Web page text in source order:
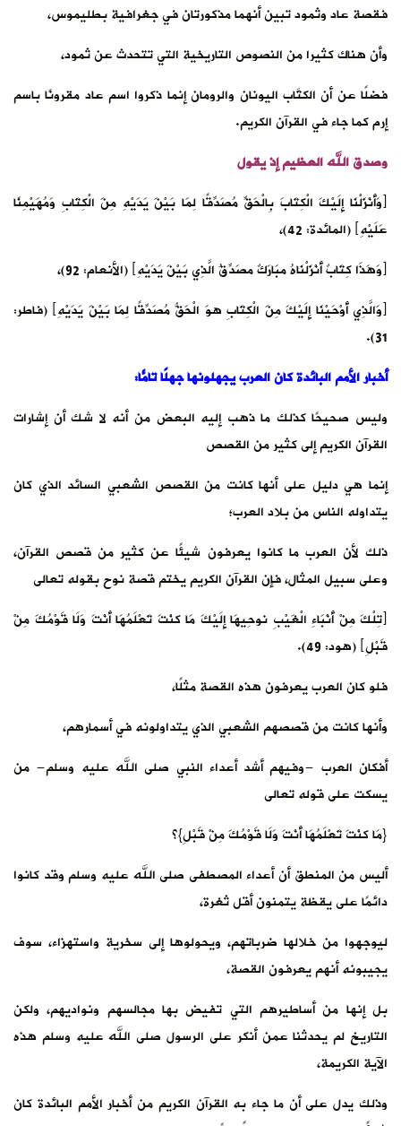
فقصة عاد وثمود تبين أنهما مذكورتان في جغرافية بطليموس،
وأن هناك كثيرا من النصوص التاريخية التي تتحدث عن ثمود،
فضلًا عن أن الكتَّاب اليونان والرومان إنما ذكروا اسم عاد مقرونًا باسم
إرم كما جاء في القرآن الكريم.
وصدق الله العظيم إذ يقول
﴿وَأَنْزَلْنَا إِلَيْكَ الْكِتَابَ بِالْحَقِّ مُصَدِّقًا لِمَا بَيْنَ يَدَيْهِ مِنَ الْكِتَابِ وَمُهَيْمِنًا
عَلَيْهِ﴾ (المائدة: 42)،
﴿وَهَذَا كِتَابٌ أَنْزَلْنَاهُ مبَارَكٌ مصَدِّقُ الَّذِي بَيْنَ يَدَيْهِ﴾ (الأنعام: 92)،
﴿وَالَّذِي أَوْحَيْنَا إِلَيْكَ مِنَ الْكِتَابِ هوَ الْحَقُّ مُصَدِّقًا لِمَا بَيْنَ يَدَيْهِ﴾ (فاطر:
31).
أخبار الأمم البائدة كان العرب يجهلونها جهلًا تامًّا:
وليس صحيحًا كذلك ما ذهب إليه البعض من أنه لا شك أن إشارات
القرآن الكريم إلى كثير من القصص
إنما هي دليل على أنها كانت من القصص الشعبي السائد الذي كان
يتداوله الناس من بلاد العرب؛
ذلك لأن العرب ما كانوا يعرفون شيئًا عن كثير من قصص القرآن،
وعلى سبيل المثال، فإن القرآن الكريم يختم قصة نوح بقوله تعالى
﴿تِلْكَ مِنْ أَنْبَاءِ الْغَيْبِ نوحِيهَا إِلَيْكَ مَا كنْتَ تَعْلَمُهَا أَنْتَ وَلَا قَوْمُكَ مِنْ
قَبْلِ﴾ (هود: 49).
فلو كان العرب يعرفون هذه القصة مثلًا،
وأنها كانت من قصصهم الشعبي الذي يتداولونه في أسمارهم،
أفكان العرب -وفيهم أشد أعداء النبي صلى الله عليه وسلم- من
يسكت على قوله تعالى
{مَا كنْتَ تَعْلَمُهَا أَنْتَ وَلَا قَوْمُكَ مِنْ قَبْلِ}؟
أليس من المنطق أن أعداء المصطفى صلى الله عليه وسلم وقد كانوا
دائمًا على يقظة يتمنون أقل ثغرة،
ليوجهوا من خلالها ضرباتهم، ويحولوها إلى سخرية واستهزاء، سوف
يجيبونه أنهم يعرفون القصة،
بل إنها من أساطيرهم التي تفيض بها مجالسهم ونواديهم، ولكن
التاريخ لم يحدثنا عمن أنكر على الرسول صلى الله عليه وسلم هذه
الآية الكريمة،
وذلك يدل على أن ما جاء به القرآن الكريم من أخبار الأمم البائدة كان